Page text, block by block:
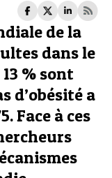
de la
dans le
% sont
d’obésité a
Face à ces